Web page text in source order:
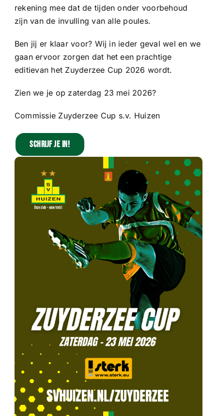
rekening mee dat de tijden onder voorbehoud
zijn van de invulling van alle poules.
Ben jij er klaar voor? Wij in ieder geval wel en we
gaan ervoor zorgen dat het een prachtige
editievan het Zuyderzee Cup 2026 wordt.
Zien we je op zaterdag 23 mei 2026?
Commissie Zuyderzee Cup s.v. Huizen
Schrijf je in!